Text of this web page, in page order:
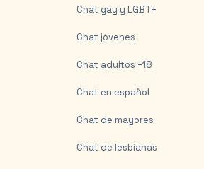
Chat gay y LGBT+
Chat jóvenes
Chat adultos +18
Chat en español
Chat de mayores
Chat de lesbianas